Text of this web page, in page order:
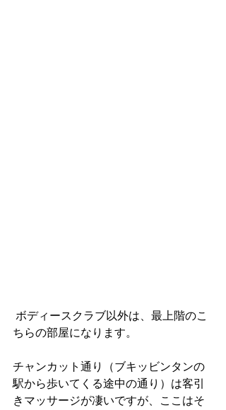
ちらの部屋になります。
チャンカット通り（ブキッビンタンの
駅から歩いてくる途中の通り）は客引
きマッサージが凄いですが、ここはそ